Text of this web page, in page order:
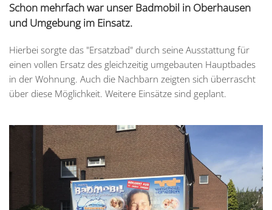
Schon mehrfach war unser Badmobil in Oberhausen
und Umgebung im Einsatz.
Hierbei sorgte das "Ersatzbad" durch seine Ausstattung für
einen vollen Ersatz des gleichzeitig umgebauten Hauptbades
in der Wohnung. Auch die Nachbarn zeigten sich überrascht
über diese Möglichkeit. Weitere Einsätze sind geplant.